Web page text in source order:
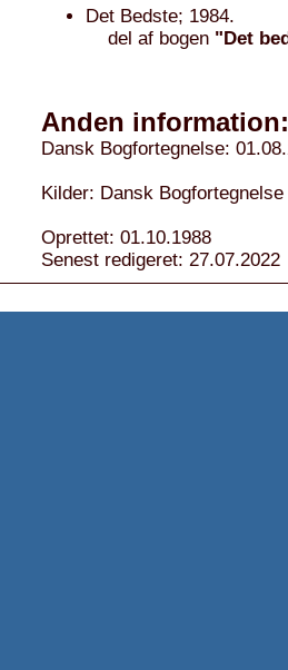
Det Bedste; 1984.
del af bogen "Det
Anden information:
Dansk Bogfortegnelse:
Kilder: Dansk Bogfortegnelse
Oprettet: 01.10.1988
Senest redigeret: 27.07.2022